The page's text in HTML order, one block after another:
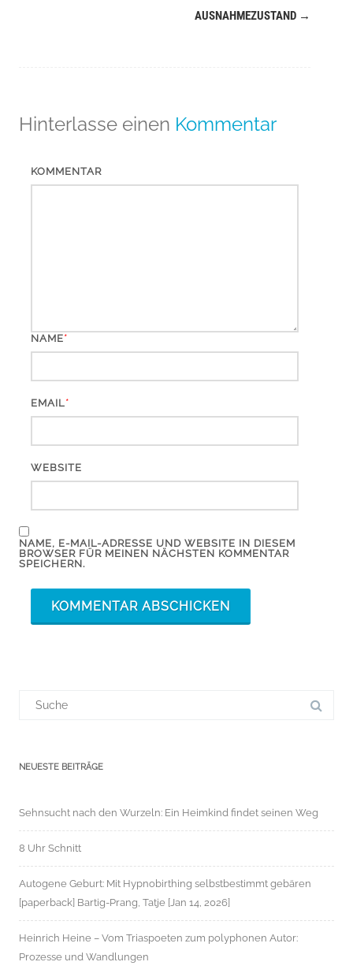
AUSNAHMEZUSTAND →
Hinterlasse einen Kommentar
KOMMENTAR
NAME*
EMAIL*
WEBSITE
NAME, E-MAIL-ADRESSE UND WEBSITE IN DIESEM
BROWSER FÜR MEINEN NÄCHSTEN KOMMENTAR
SPEICHERN.
NEUESTE BEITRÄGE
Sehnsucht nach den Wurzeln: Ein Heimkind findet seinen Weg
8 Uhr Schnitt
Autogene Geburt: Mit Hypnobirthing selbstbestimmt gebären
[paperback] Bartig-Prang, Tatje [Jan 14, 2026]
Heinrich Heine – Vom Triaspoeten zum polyphonen Autor:
Prozesse und Wandlungen